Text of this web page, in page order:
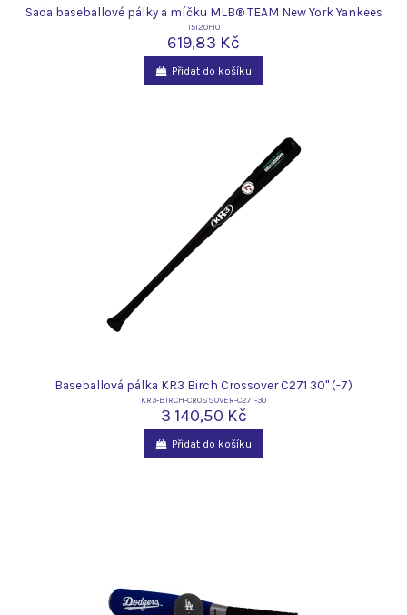
Sada baseballové pálky a míčku MLB® TEAM New York Yankees
15120F10
619,83 Kč
Přidat do košíku
Baseballová pálka KR3 Birch Crossover C271 30" (-7)
KR3-BIRCH-CROSSOVER-C271-30
3 140,50 Kč
Přidat do košíku